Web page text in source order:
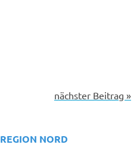
nächster Beitrag »
REGION NORD